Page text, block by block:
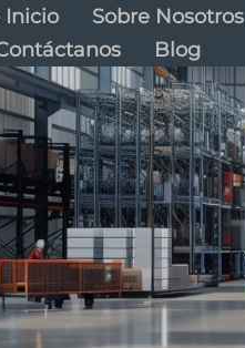
Inicio Sobre Nosotros
Blog